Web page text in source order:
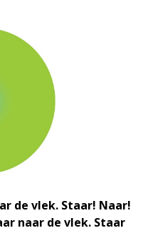
de vlek. Staar! Naar!
naar de vlek. Staar